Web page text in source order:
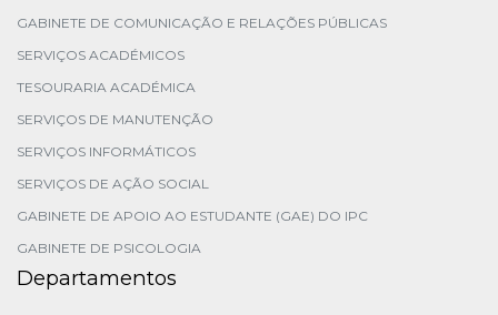
GABINETE DE COMUNICAÇÃO E RELAÇÕES PÚBLICAS
SERVIÇOS ACADÉMICOS
TESOURARIA ACADÉMICA
SERVIÇOS DE MANUTENÇÃO
SERVIÇOS INFORMÁTICOS
SERVIÇOS DE AÇÃO SOCIAL
GABINETE DE APOIO AO ESTUDANTE (GAE) DO IPC
GABINETE DE PSICOLOGIA
Departamentos